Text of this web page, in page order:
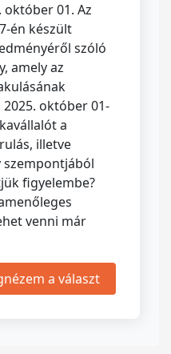
01. Az
én készült
szóló
amely az
október 01-
a
illetve
szempontjából
figyelembe?
venni már
a választ